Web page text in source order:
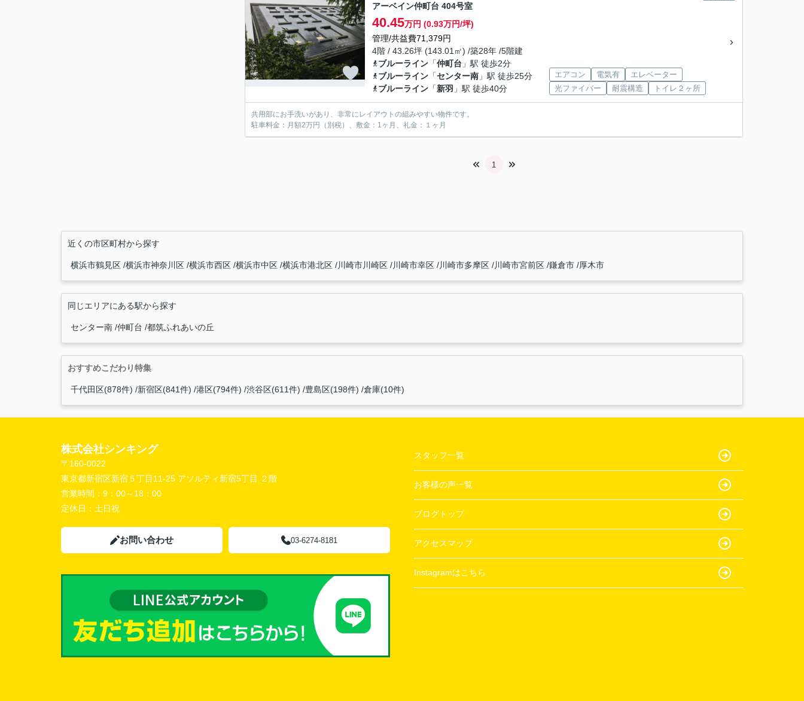
アーベイン仲町台 404号室
40.45万円 (0.93万円/坪)
管理/共益費71,379円
4階 / 43.26坪 (143.01㎡) /築28年 /5階建
ブルーライン 「仲町台 」駅 徒歩2分
ブルーライン 「センター南 」駅 徒歩25分
ブルーライン 「新羽 」駅 徒歩40分
エアコン 電気有
エレベーター
光ファイバー
耐震構造 トイレ２ヶ所
共用部にお手洗いがあり、非常にレイアウトの組みやすい物件です。
駐車料金：月額2万円（別税）、敷金：1ヶ月、礼金：１ヶ月
1
近くの市区町村から探す
横浜市鶴見区 横浜市神奈川区 横浜市西区 横浜市中区 横浜市港北区 川崎市川崎区 川崎市幸区 川崎市多摩区 川崎市宮前区 鎌倉市 厚木市
同じエリアにある駅から探す
センター南 仲町台 都筑ふれあいの丘
おすすめこだわり特集
千代田区(878件) 新宿区(841件) 港区(794件) 渋谷区(611件) 豊島区(198件) 倉庫(10件)
株式会社シンキング
〒160-0022
東京都新宿区新宿５丁目11-25 アソルティ新宿5丁目 ２階
営業時間： 9：00～18：00
定休日： 土日祝
お問い合わせ 03-6274-8181
スタッフ一覧
お客様の声一覧
ブログトップ
アクセスマップ
Instagramはこちら